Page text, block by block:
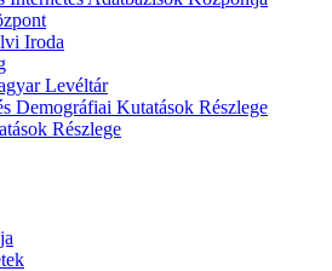
Iroda
Levéltár
Demográfiai Kutatások Részlege
Részlege